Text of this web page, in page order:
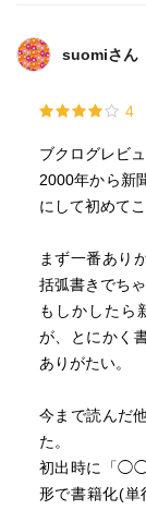
suomiさん
4
ブクログレビ
2000年から新
にして初めて
まず一番あり
括弧書きでち
もしかしたら
が、とにかく
ありがたい。
今まで読んだ
た。
初出時に「◯◯
形で書籍化(単